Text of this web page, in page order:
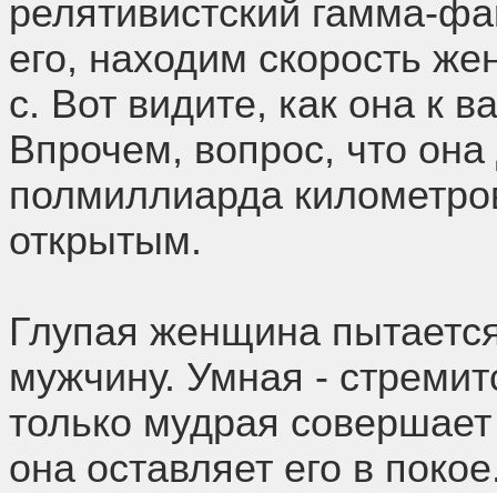
релятивистский гамма-
его, находим скорость
с. Вот видите, как она к
Впрочем, вопрос, что
полмиллиарда
открытым.
Глупая женщина
мужчину. Умная -
только мудрая
она оставляет его в